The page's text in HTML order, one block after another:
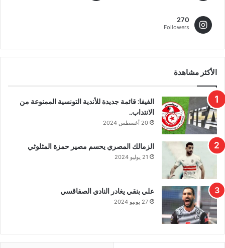
270
Followers
الأكثر مشاهدة
الفيفا: قائمة جديدة للأندية التونسية الممنوعة من
الانتداب..
20 أغسطس 2024
الزمالك المصري يحسم مصير حمزة المثلوثي
21 يوليو 2024
علي بنقي يغادر النادي الصفاقسي
27 يونيو 2024